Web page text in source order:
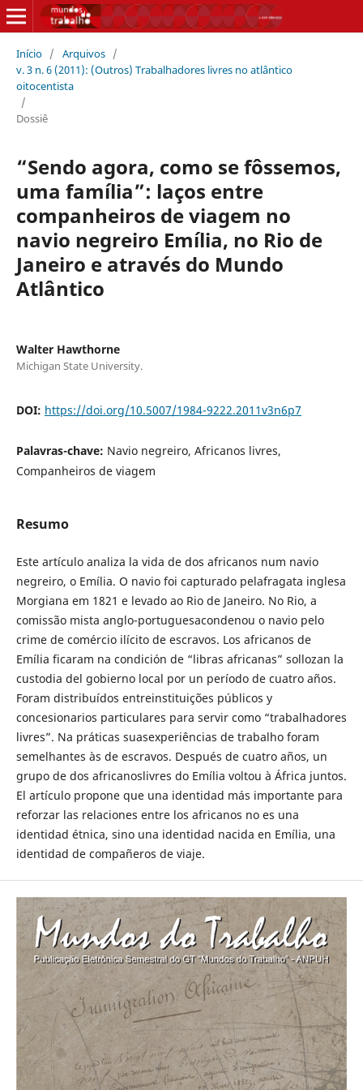
Início / Arquivos /
v. 3 n. 6 (2011): (Outros) Trabalhadores livres no atlântico
oitocentista
/
Dossiê
“Sendo agora, como se fôssemos,
uma família”: laços entre
companheiros de viagem no
navio negreiro Emília, no Rio de
Janeiro e através do Mundo
Atlântico
Walter Hawthorne
Michigan State University.
DOI: https://doi.org/10.5007/1984-9222.2011v3n6p7
Palavras-chave: Navio negreiro, Africanos livres,
Companheiros de viagem
Resumo
Este artículo analiza la vida de dos africanos num navio
negreiro, o Emília. O navio foi capturado pelafragata inglesa
Morgiana em 1821 e levado ao Rio de Janeiro. No Rio, a
comissão mista anglo-portuguesacondenou o navio pelo
crime de comércio ilícito de escravos. Los africanos de
Emília ficaram na condición de “libras africanas” sollozan la
custodia del gobierno local por un período de cuatro años.
Foram distribuídos entreinstituições públicos y
concesionarios particulares para servir como “trabalhadores
livres”. Na práticas suasexperiências de trabalho foram
semelhantes às de escravos. Después de cuatro años, un
grupo de dos africanoslivres do Emília voltou à África juntos.
El artículo propone que una identidad más importante para
reforzar las relaciones entre los africanos no es una
identidad étnica, sino una identidad nacida en Emília, una
identidad de compañeros de viaje.